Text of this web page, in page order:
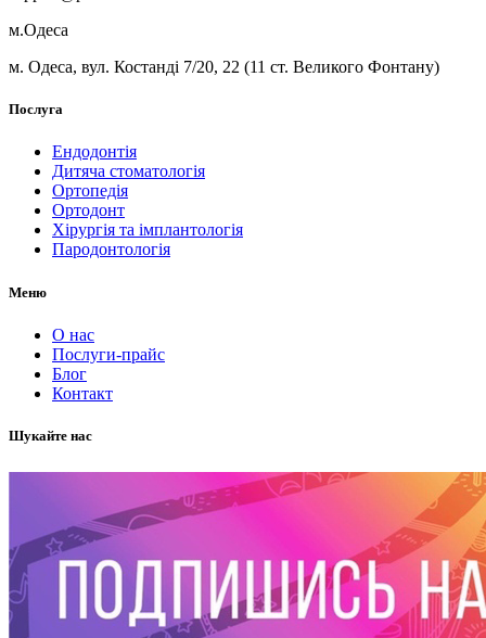
м.Одеса
м. Одеса, вул. Костанді 7/20, 22 (11 ст. Великого Фонтану)
Послуга
Ендодонтія
Дитяча стоматологія
Ортопедія
Ортодонт
Хірургія та імплантологія
Пародонтологія
Меню
О нас
Послуги-прайс
Блог
Контакт
Шукайте нас
Слідкуйте за нами в соцмережах.